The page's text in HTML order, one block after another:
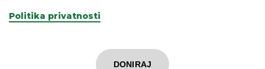
Politika privatnosti
DONIRAJ